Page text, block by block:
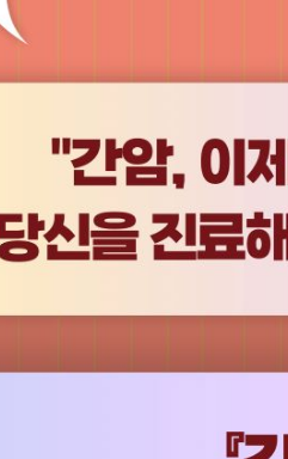
다른 장기에 전이가 되었습니다.
이된 간암은 어떤 방법으로 치료하
받았는데 앞으로 얼마나 살 수 있
료 이후의 관리와 필요한 추적 검사
일상생활이 가능한가요? … 242
어떤 증상이 나타나면 바로 병원
가 있다고 하는데, 치료를 받지 않
러스제는 언제까지 먹어야 하나요
면 몸에 좋지 않다고 들었는데, 몇